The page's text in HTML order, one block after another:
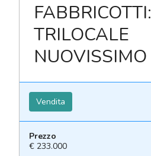
FABBRICOTTI:
TRILOCALE
NUOVISSIMO
Vendita
Prezzo
€ 233.000